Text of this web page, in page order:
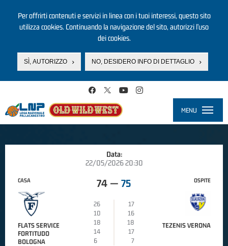
Per offrirti contenuti e servizi in linea con i tuoi interessi, questo sito
utilizza cookies. Continuando la navigazione del sito, autorizzi l’uso
dei cookies.
SÌ, AUTORIZZO NO, DESIDERO INFO DI DETTAGLIO
MENU
Data:
22/05/2026 20:30
CASA
FLATS SERVICE
FORTITUDO
BOLOGNA
74 — 75
26
17
10
16
18
18
14
17
6
7
OSPITE
TEZENIS VERONA